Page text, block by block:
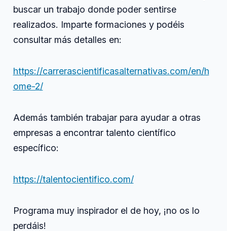
buscar un trabajo donde poder sentirse
realizados. Imparte formaciones y podéis
consultar más detalles en:
https://carrerascientificasalternativas.com/en/h
ome-2/
Además también trabajar para ayudar a otras
empresas a encontrar talento científico
específico:
https://talentocientifico.com/
Programa muy inspirador el de hoy, ¡no os lo
perdáis!